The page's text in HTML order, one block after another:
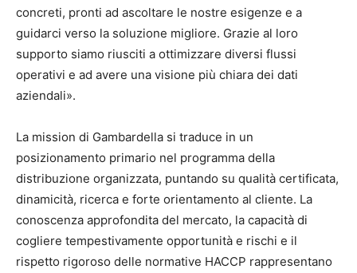
concreti, pronti ad ascoltare le nostre esigenze e a
guidarci verso la soluzione migliore. Grazie al loro
supporto siamo riusciti a ottimizzare diversi flussi
operativi e ad avere una visione più chiara dei dati
aziendali».
La mission di Gambardella si traduce in un
posizionamento primario nel programma della
distribuzione organizzata, puntando su qualità certificata,
dinamicità, ricerca e forte orientamento al cliente. La
conoscenza approfondita del mercato, la capacità di
cogliere tempestivamente opportunità e rischi e il
rispetto rigoroso delle normative HACCP rappresentano